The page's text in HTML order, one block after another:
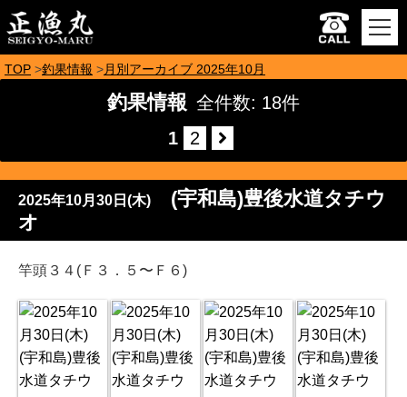
TOP 釣果情報 月別アーカイブ 2025年10月
釣果情報 全件数: 18件
1
2
2025年10月30日(木)
(宇和島)豊後水道タチウ
オ
竿頭３４(Ｆ３．５〜Ｆ６)